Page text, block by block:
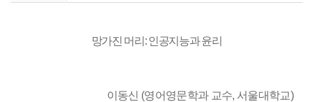
망가진 머리 : 인공지능과 윤리
이동신 (영어영문학과 교수, 서울대학교)